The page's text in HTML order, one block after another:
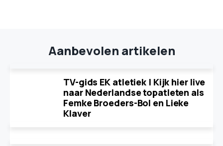
Aanbevolen artikelen
TV-gids EK atletiek | Kijk hier live
naar Nederlandse topatleten als
Femke Broeders-Bol en Lieke
Klaver